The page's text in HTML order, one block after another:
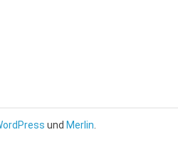
und Merlin